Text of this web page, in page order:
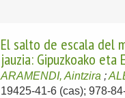
El salto de escala del
jauzia: Gipuzkoako eta
ARAMENDI, Aintzira ;
19425-41-6 (cas); 978-